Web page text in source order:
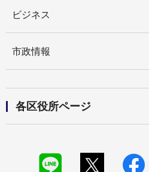
ビジネス
市政情報
各区役所ページ